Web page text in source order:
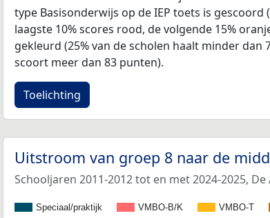
type Basisonderwijs op de IEP toets is gescoord
laagste 10% scores rood, de volgende 15%
gekleurd (25% van de scholen haalt minder dan
scoort meer dan 83 punten).
Toelichting
Uitstroom van groep 8 naar de
Schooljaren 2011-2012 tot en met 2024-2025, De
Speciaal/praktijk VMBO-B/K VMBO-T